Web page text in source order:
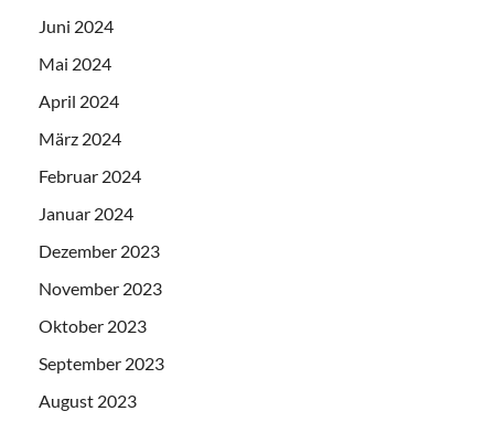
Juni 2024
Mai 2024
April 2024
März 2024
Februar 2024
Januar 2024
Dezember 2023
November 2023
Oktober 2023
September 2023
August 2023